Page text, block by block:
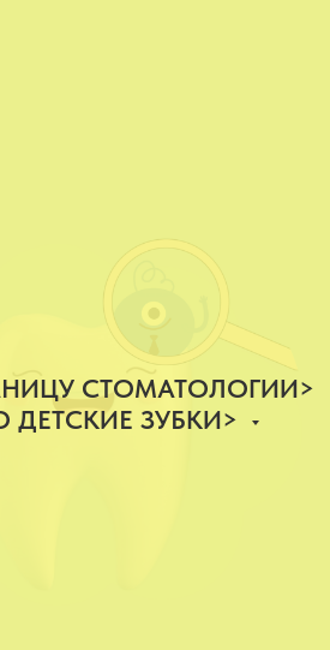
СТОМАТОЛОГИИ>
ДЕТСКИЕ ЗУБКИ>